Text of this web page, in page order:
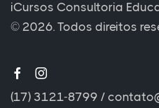
iCursos Consultoria
© 2026. Todos direitos
(17) 3121-8799 /